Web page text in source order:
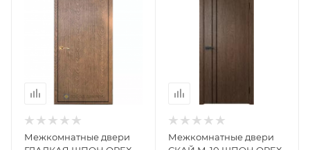
Межкомнатные двери
Межкомнатные двери